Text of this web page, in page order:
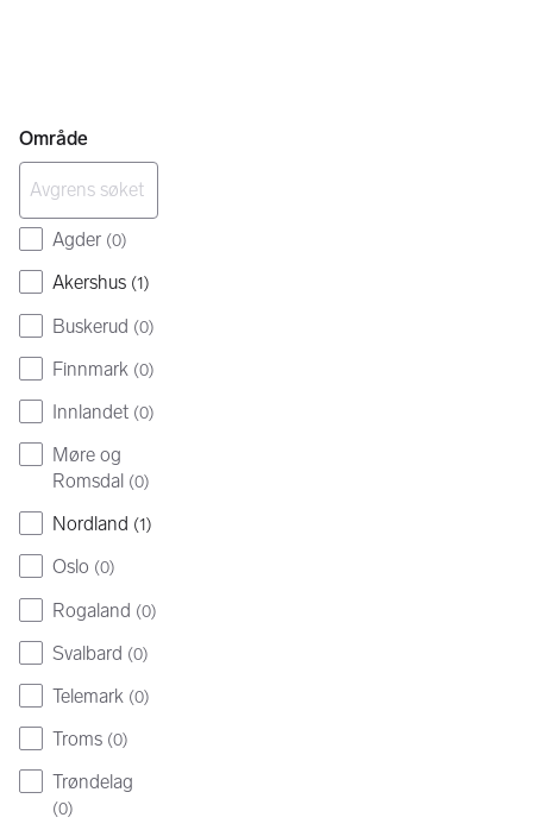
Område
Agder (0)
Akershus (1)
Buskerud (0)
Finnmark (0)
Innlandet (0)
Møre og
Romsdal (0)
Nordland (1)
Oslo (0)
Rogaland (0)
Svalbard (0)
Telemark (0)
Troms (0)
Trøndelag
(0)